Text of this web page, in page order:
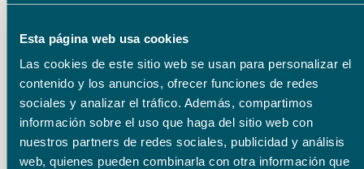
Esta página web usa cookies
Las cookies de este sitio web se usan para personalizar el
contenido y los anuncios, ofrecer funciones de redes
sociales y analizar el tráfico. Además, compartimos
información sobre el uso que haga del sitio web con
nuestros partners de redes sociales, publicidad y análisis
web, quienes pueden combinarla con otra información que
Eventos relacionados